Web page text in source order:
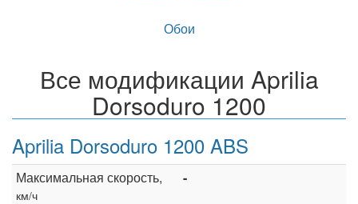
Обои
Все модификации Aprilia
Dorsoduro 1200
Aprilia Dorsoduro 1200 ABS
Максимальная скорость,
км/ч
-